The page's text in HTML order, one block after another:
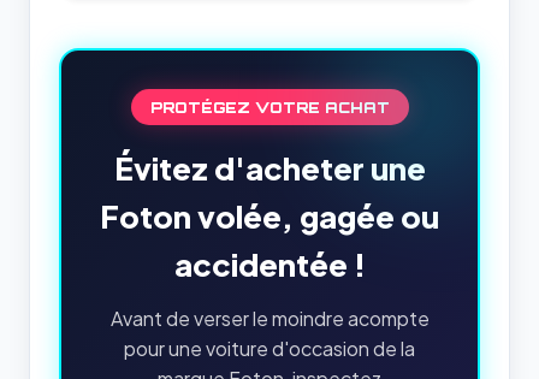
PROTÉGEZ VOTRE ACHAT
Évitez d'acheter une
Foton volée, gagée ou
accidentée !
Avant de verser le moindre acompte
pour une voiture d'occasion de la